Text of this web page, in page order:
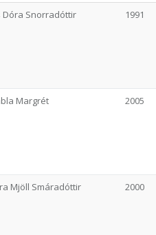
Dóra Snorradóttir 1991
Margrét 2005
Mjöll Smáradóttir 2000